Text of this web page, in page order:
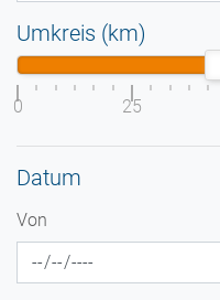
Umkreis (km)
0 25
Datum
Von